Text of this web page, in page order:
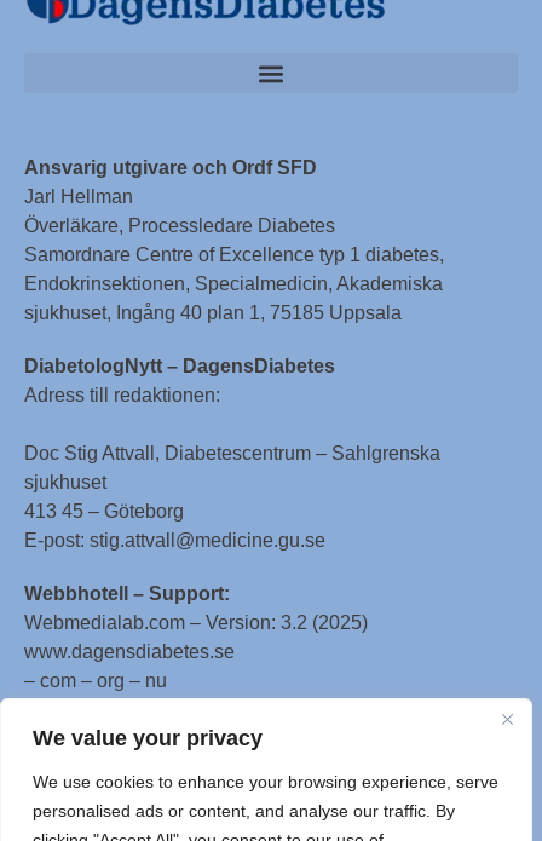
We value your privacy
We use cookies to enhance your browsing experience, serve
personalised ads or content, and analyse our traffic. By
Ansvarig utgivare och Ordf SFD
Jarl Hellman
Överläkare, Processledare Diabetes
Samordnare Centre of Excellence typ 1 diabetes,
Endokrinsektionen, Specialmedicin, Akademiska
sjukhuset, Ingång 40 plan 1, 75185 Uppsala
DiabetologNytt – DagensDiabetes
Adress till redaktionen:
Doc Stig Attvall, Diabetescentrum – Sahlgrenska
sjukhuset
413 45 – Göteborg
E-post: stig.attvall@medicine.gu.se
Webbhotell – Support:
Webmedialab.com – Version: 3.2 (2025)
www.dagensdiabetes.se
– com – org – nu
All material on this website
WebMD LLC. This website also contains material
copyrighted by 3rd parties.